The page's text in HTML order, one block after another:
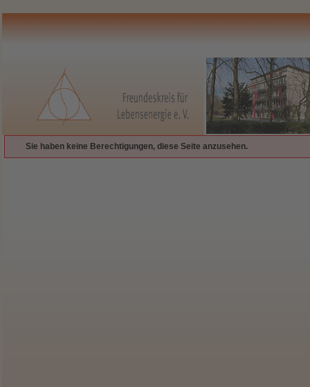
Sie haben keine Berechtigungen, diese Seite anzusehen.